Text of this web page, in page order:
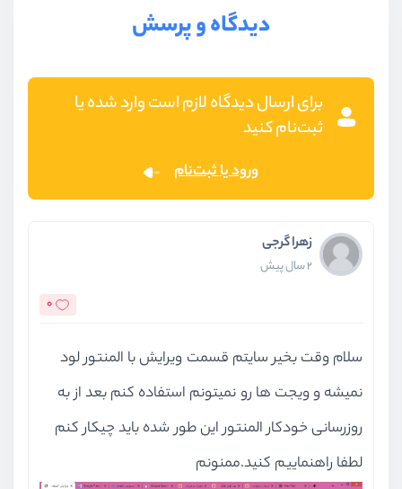
دیدگاه و پرسش
برای ارسال دیدگاه لازم است وارد شده یا
ثبت‌نام کنید
ورود یا ثبت‌نام
زهرا گرجی
2 سال پیش
0
سلام وقت بخیر سایتم قسمت ویرایش با المنتور لود
نمیشه و ویجت ها رو نمیتونم استفاده کنم بعد از به
روزرسانی خودکار المنتور این طور شده باید چیکار کنم
لطفا راهنماییم کنید.ممنونم